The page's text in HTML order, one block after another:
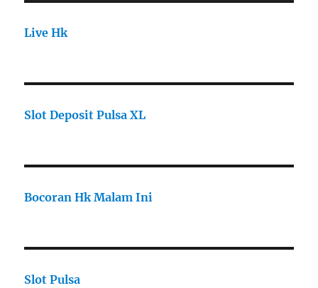
Live Hk
Slot Deposit Pulsa XL
Bocoran Hk Malam Ini
Slot Pulsa